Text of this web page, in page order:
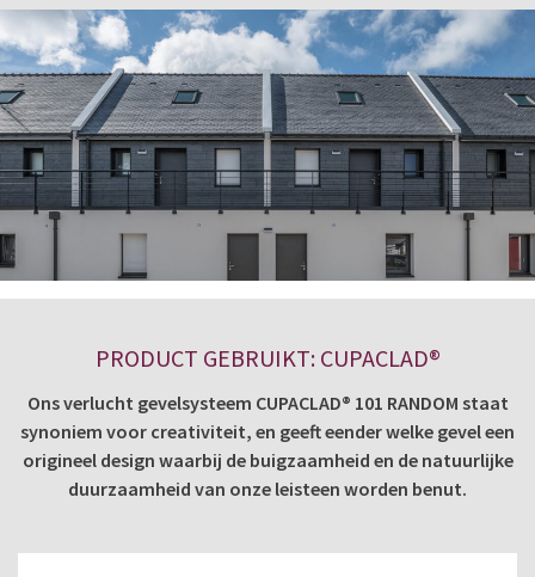
PRODUCT GEBRUIKT: CUPACLAD®
Ons verlucht gevelsysteem CUPACLAD® 101 RANDOM staat
synoniem voor creativiteit, en geeft eender welke gevel een
origineel design waarbij de buigzaamheid en de natuurlijke
duurzaamheid van onze leisteen worden benut.